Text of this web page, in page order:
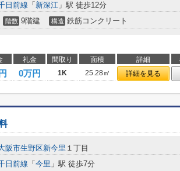
日前線 「 新深江 」駅 徒歩12分
階数 9階建 構造 鉄筋コンクリート
礼金 間取り 面積 詳細
0万円 1K 25.28㎡ 詳細を見る
阪市生野区新今里 １丁目
日前線 「 今里 」駅 徒歩7分